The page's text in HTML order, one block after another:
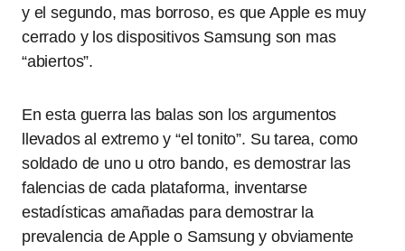
y el segundo, mas borroso, es que Apple es muy
cerrado y los dispositivos Samsung son mas
“abiertos”.
En esta guerra las balas son los argumentos
llevados al extremo y “el tonito”. Su tarea, como
soldado de uno u otro bando, es demostrar las
falencias de cada plataforma, inventarse
estadísticas amañadas para demostrar la
prevalencia de Apple o Samsung y obviamente